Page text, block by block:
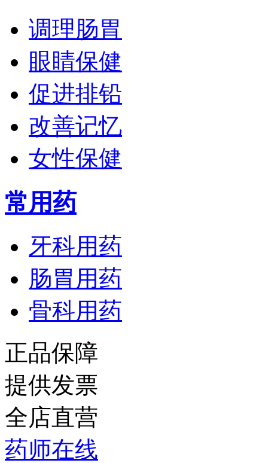
调理肠胃
眼睛保健
促进排铅
改善记忆
女性保健
常用药
牙科用药
肠胃用药
骨科用药
正品保障
提供发票
全店直营
药师在线